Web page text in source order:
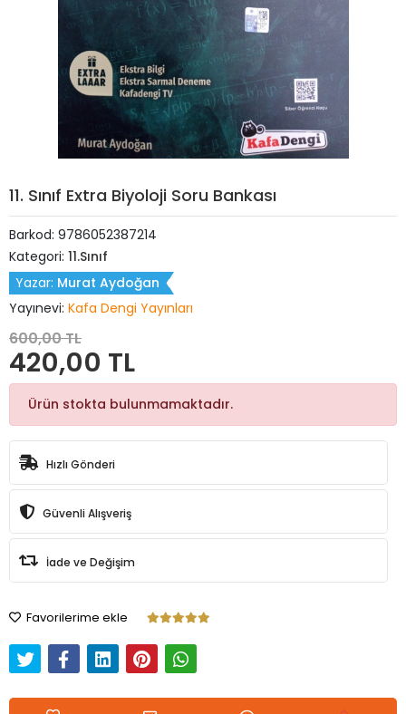
11. Sınıf Extra Biyoloji Soru Bankası
Barkod: 9786052387214
Kategori: 11.Sınıf
Yazar: Murat Aydoğan
Yayınevi: Kafa Dengi Yayınları
600,00 TL
420,00 TL
Ürün stokta bulunmamaktadır.
Hızlı Gönderi
Güvenli Alışveriş
İade ve Değişim
Favorilerime ekle